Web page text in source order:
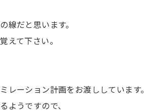
線だと思います。
えて下さい。
ーション計画をお渡ししています。
ようですので、